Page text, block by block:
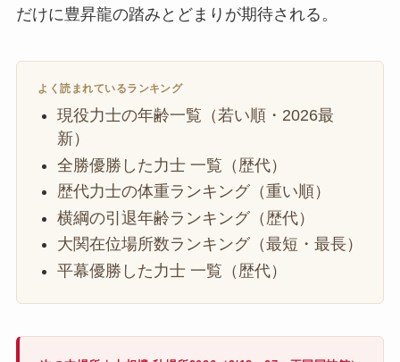
だけに豊昇龍の踏みとどまりが期待される。
よく読まれているランキング
現役力士の年齢一覧（若い順・2026最
新）
全勝優勝した力士 一覧（歴代）
歴代力士の体重ランキング（重い順）
横綱の引退年齢ランキング（歴代）
大関在位場所数ランキング（最短・最長）
平幕優勝した力士 一覧（歴代）